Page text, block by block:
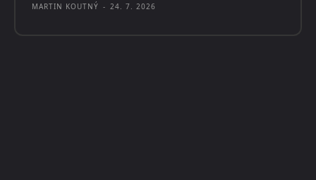
MARTIN KOUTNÝ - 24. 7. 2026